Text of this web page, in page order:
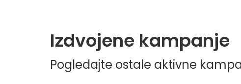
Izdvojene kampanje
Pogledajte ostale aktivne